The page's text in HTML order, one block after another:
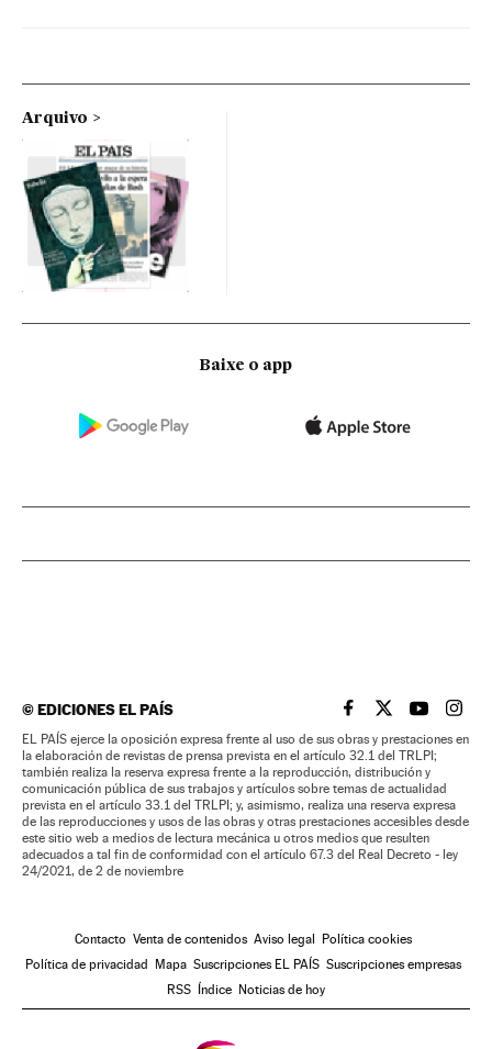
Arquivo
Baixe o app
©EDICIONES EL PAÍS EL PAÍS BRASIL EN
EL PAÍSEL PAÍS
EL
EL PAÍS ejerce la oposición expresa frente al uso de sus obras y prestaciones en
la elaboración de revistas de prensa prevista en el artículo 32.1 del TRLPI;
también realiza la reserva expresa frente a la reproducción, distribución y
comunicación pública de sus trabajos y artículos sobre temas de actualidad
prevista en el artículo 33.1 del TRLPI; y, asimismo, realiza una reserva expresa
de las reproducciones y usos de las obras y otras prestaciones accesibles desde
este sitio web a medios de lectura mecánica u otros medios que resulten
adecuados a tal fin de conformidad con el artículo 67.3 del Real Decreto - ley
24/2021, de 2 de noviembre
Contacto Venta de contenidos Aviso legal
Política cookies
Política de privacidad
Mapa Suscripciones EL PAÍS Suscripciones empresas
RSS
Índice Noticias de hoy